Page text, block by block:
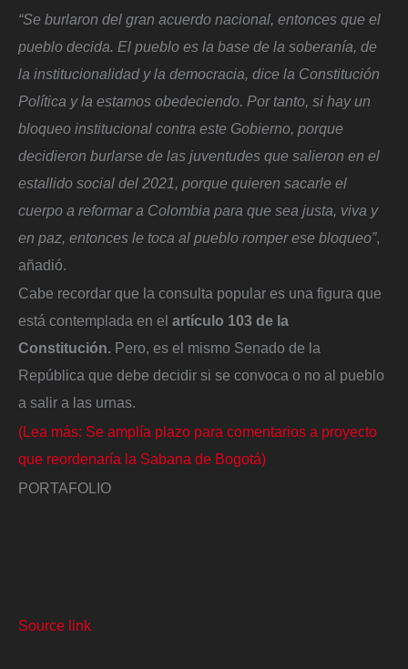
“Se burlaron del gran acuerdo nacional, entonces que el
pueblo decida. El pueblo es la base de la soberanía, de
la institucionalidad y la democracia, dice la Constitución
Política y la estamos obedeciendo. Por tanto, si hay un
bloqueo institucional contra este Gobierno, porque
decidieron burlarse de las juventudes que salieron en el
estallido social del 2021, porque quieren sacarle el
cuerpo a reformar a Colombia para que sea justa, viva y
en paz, entonces le toca al pueblo romper ese bloqueo”,
añadió.
Cabe recordar que la consulta popular es una figura que
está contemplada en el artículo 103 de la
Constitución. Pero, es el mismo Senado de la
República que debe decidir si se convoca o no al pueblo
a salir a las urnas.
(Lea más: Se amplía plazo para comentarios a proyecto
que reordenaría la Sabana de Bogotá)
PORTAFOLIO
Source link